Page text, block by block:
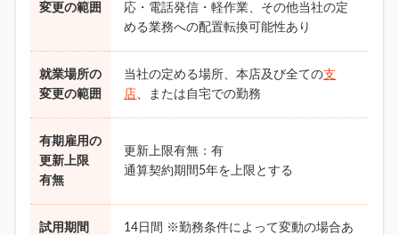
変更の範囲
応・電話発信・軽作業、その他当社の定
める業務への配置転換可能性あり
就業場所の
変更の範囲
当社の定める場所、本店及び全ての支
店、または自宅での勤務
有期雇用の
更新上限
有無
更新上限有無：有
通算契約期間5年を上限とする
試用期間
14日間 ※勤務条件によって変動の場合あ